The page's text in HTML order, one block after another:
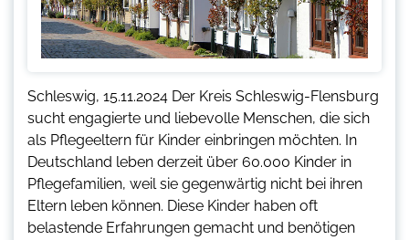
Schleswig, 15.11.2024 Der Kreis Schleswig-Flensburg
sucht engagierte und liebevolle Menschen, die sich
als Pflegeeltern für Kinder einbringen möchten. In
Deutschland leben derzeit über 60.000 Kinder in
Pflegefamilien, weil sie gegenwärtig nicht bei ihren
Eltern leben können. Diese Kinder haben oft
belastende Erfahrungen gemacht und benötigen